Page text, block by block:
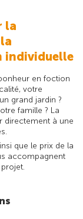
la
individuelle
en foction
votre
grand jardin ?
famille ? La
directement à une
que le prix de la
accompagnent